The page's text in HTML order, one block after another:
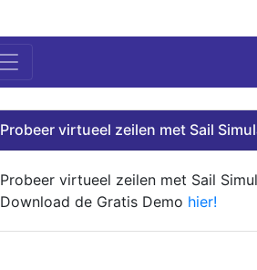
Probeer virtueel zeilen met Sail
Probeer virtueel zeilen met Sail
Download de Gratis Demo hier!